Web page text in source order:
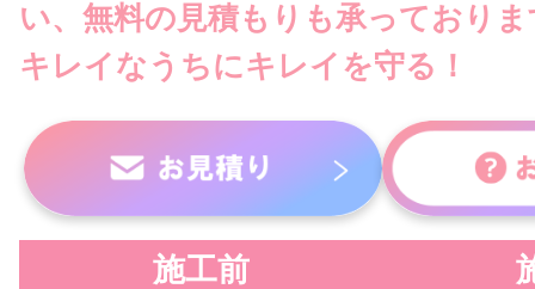
い、無料の見積もりも承っておりま
キレイなうちにキレイを守る！
施工前